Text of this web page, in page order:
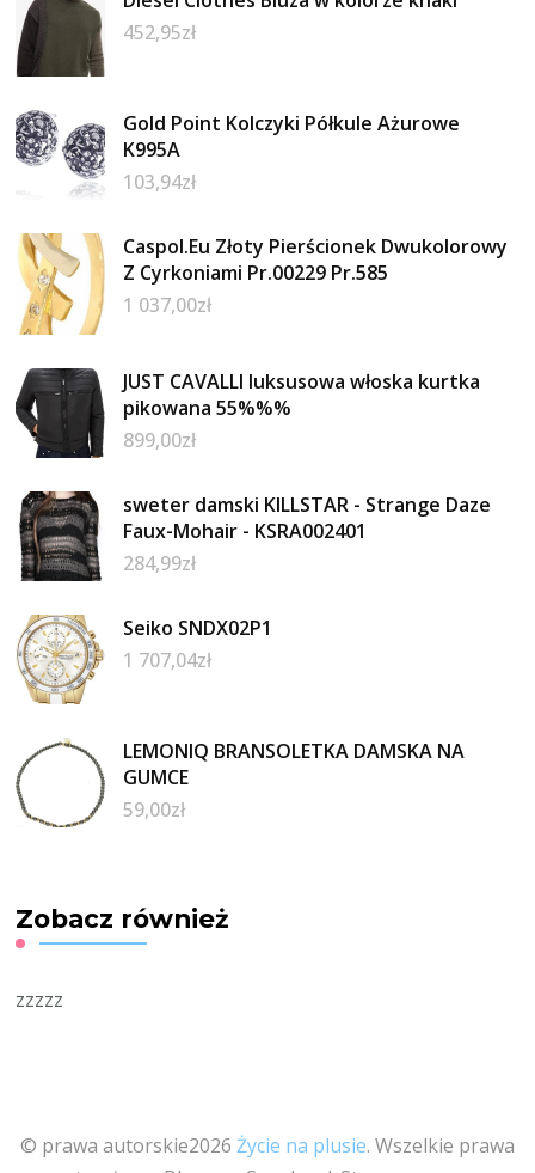
452,95zł
Gold Point Kolczyki Półkule Ażurowe
K995A
103,94zł
Caspol.Eu Złoty Pierścionek Dwukolorowy
Z Cyrkoniami Pr.00229 Pr.585
1 037,00zł
JUST CAVALLI luksusowa włoska kurtka
pikowana 55%%%
899,00zł
sweter damski KILLSTAR - Strange Daze
Faux-Mohair - KSRA002401
284,99zł
Seiko SNDX02P1
1 707,04zł
LEMONIQ BRANSOLETKA DAMSKA NA
GUMCE
59,00zł
Zobacz również
zzzzz
© prawa autorskie2026 Życie na plusie. Wszelkie prawa